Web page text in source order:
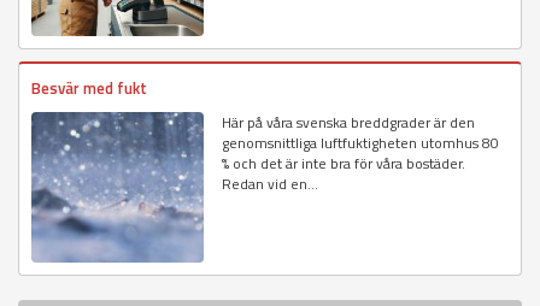
Besvär med fukt
Här på våra svenska breddgrader är den
genomsnittliga luftfuktigheten utomhus 80
% och det är inte bra för våra bostäder.
Redan vid en...